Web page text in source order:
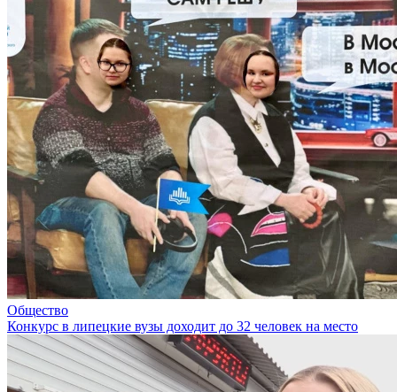
Общество
Конкурс в липецкие вузы доходит до 32 человек на место